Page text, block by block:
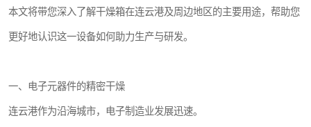
本文将带您深入了解干燥箱在连云港及周边地区的主要用途，帮助您
更好地认识这一设备如何助力生产与研发。
一、电子元器件的精密干燥
连云港作为沿海城市，电子制造业发展迅速。